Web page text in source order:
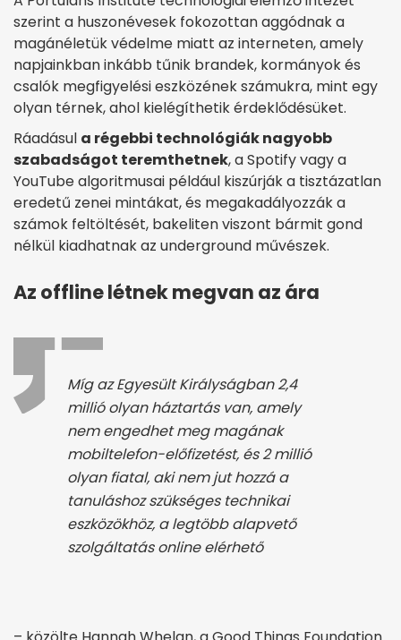
szerint a huszonévesek fokozottan aggódnak a
magánéletük védelme miatt az interneten, amely
napjainkban inkább tűnik brandek, kormányok és
csalók megfigyelési eszközének számukra, mint egy
olyan térnek, ahol kielégíthetik érdeklődésüket.
Ráadásul a régebbi technológiák nagyobb
szabadságot teremthetnek, a Spotify vagy a
YouTube algoritmusai például kiszúrják a tisztázatlan
eredetű zenei mintákat, és megakadályozzák a
számok feltöltését, bakeliten viszont bármit gond
nélkül kiadhatnak az underground művészek.
Az offline létnek megvan az ára
Míg az Egyesült Királyságban 2,4
millió olyan háztartás van, amely
nem engedhet meg magának
mobiltelefon-előfizetést, és 2 millió
olyan fiatal, aki nem jut hozzá a
tanuláshoz szükséges technikai
eszközökhöz, a legtöbb alapvető
szolgáltatás online elérhető